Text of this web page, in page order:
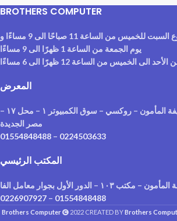
BROTHERS COMPUTER
المعرض : طوال الاسبوع السبت للخميس من الساعة 11 صباحًا الى 9 مساءًا و
يوم الجمعة من الساعة 1 ظهرًا الى 9 مساءًا
الخميس من الساعة 12 ظهرًا الى 6 مساءًا
المعرض
٧ شارع السخاوى – الخليفة المأمون – روكسي – سوق الكمبيوتر ١ – محل ١٧ –
مصر الجديدة
01554848488 – 0224503633
المكتب الرئيسي
0226907927 – 01554848488
Brothers Computer 2022 CREATED BYBrothers